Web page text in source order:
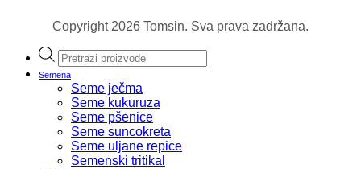
Copyright 2026 Tomsin. Sva prava zadržana.
Products
search
Semena
Seme ječma
Seme kukuruza
Seme pšenice
Seme suncokreta
Seme uljane repice
Semenski tritikal